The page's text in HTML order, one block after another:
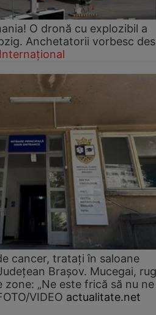
O dronă cu explozibil a
Anchetatorii vorbesc
Internațional
cancer, tratați în saloane
Brașov. Mucegai,
zone: „Ne este frică să nu ne
VIDEO actualitate.net